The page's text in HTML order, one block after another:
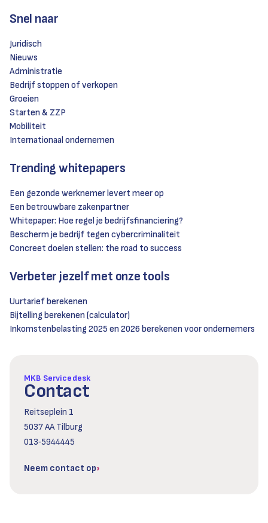
Snel naar
Juridisch
Nieuws
Administratie
Bedrijf stoppen of verkopen
Groeien
Starten & ZZP
Mobiliteit
Internationaal ondernemen
Trending whitepapers
Een gezonde werknemer levert meer op
Een betrouwbare zakenpartner
Whitepaper: Hoe regel je bedrijfsfinanciering?
Bescherm je bedrijf tegen cybercriminaliteit
Concreet doelen stellen: the road to success
Verbeter jezelf met onze tools
Uurtarief berekenen
Bijtelling berekenen (calculator)
Inkomstenbelasting 2025 en 2026 berekenen voor ondernemers
MKB Servicedesk
Contact
Reitseplein 1
5037 AA Tilburg
013‑5944445
Neem contact op